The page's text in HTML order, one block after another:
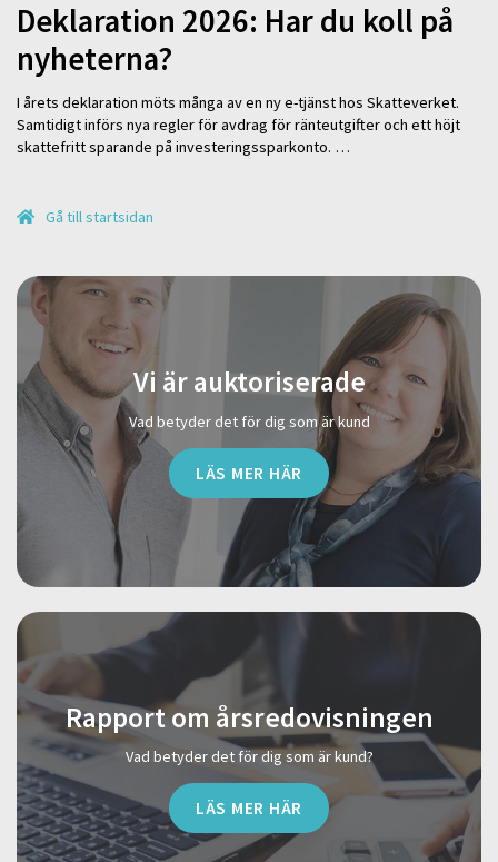
Deklaration 2026: Har du koll på
nyheterna?
I årets deklaration möts många av en ny e-tjänst hos Skatteverket.
Samtidigt införs nya regler för avdrag för ränteutgifter och ett höjt
skattefritt sparande på investeringssparkonto. …
Gå till startsidan
Vi är auktoriserade
Vad betyder det för dig som är kund
LÄS MER HÄR
Rapport om årsredovisningen
Vad betyder det för dig som är kund?
LÄS MER HÄR